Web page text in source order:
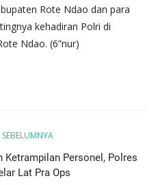
Rote Ndao dan para
kehadiran Polri di
Ndao. (6”nur)
SEBELUMNYA
Ketrampilan Personel, Polres
Lat Pra Ops